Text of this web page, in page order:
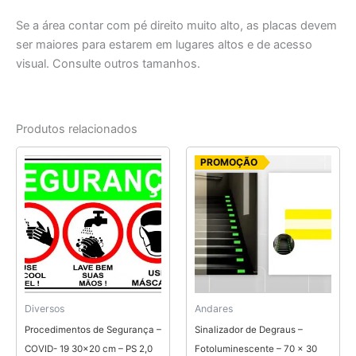
Se a área contar com pé direito muito alto, as placas devem
ser maiores para estarem em lugares altos e de acesso
visual. Consulte outros tamanhos.
Produtos relacionados
Diversos
Procedimentos de Segurança –
COVID- 19 30×20 cm – PS 2,0
PROMOÇÃO
Andares
Sinalizador de Degraus –
Fotoluminescente – 70 x 30
O
preço
era:
R$ 1,50.
R$ 1,40.